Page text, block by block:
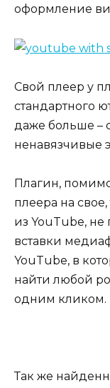
оформление
Свой плеер у
стандартного
даже больше –
ненавязчивые
Плагин,
плеера на
из YouTube,
вставки
YouTube, в
найти любой
одним кликом.
Так же